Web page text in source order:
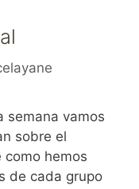
semana vamos
sobre el
como hemos
de cada grupo